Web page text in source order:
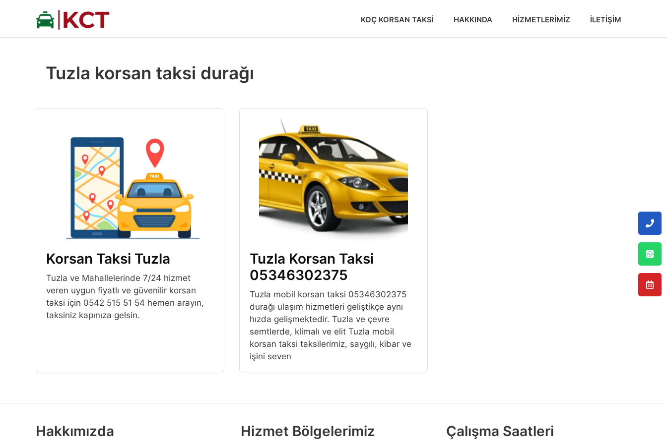
KOÇ KORSAN TAKSI HAKKINDA HIZMETLERIMIZ İLETIŞIM
Tuzla korsan taksi durağı
Korsan Taksi Tuzla
Tuzla ve Mahallelerinde 7/24 hizmet
veren uygun fiyatlı ve güvenilir korsan
taksi için 0542 515 51 54 hemen arayın,
taksiniz kapınıza gelsin.
Tuzla Korsan Taksi
05346302375
Tuzla mobil korsan taksi 05346302375
durağı ulaşım hizmetleri geliştikçe aynı
hızda gelişmektedir. Tuzla ve çevre
semtlerde, klimalı ve elit Tuzla mobil
korsan taksi taksilerimiz, saygılı, kibar ve
işini seven
Hakkımızda Hizmet Bölgelerimiz Çalışma Saatleri